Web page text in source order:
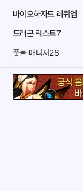
바이오하자드 레퀴엠
드래곤 퀘스트7
풋볼 매니저26